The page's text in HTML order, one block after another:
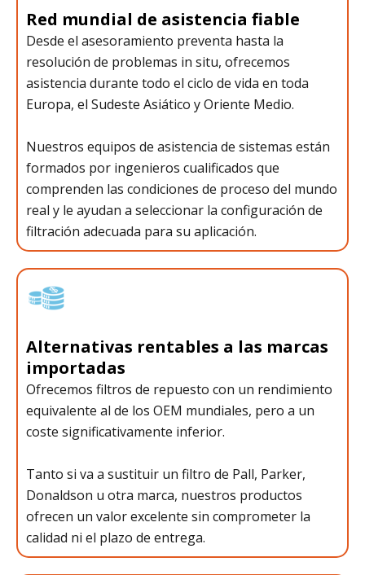
Red mundial de asistencia fiable
Desde el asesoramiento preventa hasta la
resolución de problemas in situ, ofrecemos
asistencia durante todo el ciclo de vida en toda
Europa, el Sudeste Asiático y Oriente Medio.
Nuestros equipos de asistencia de sistemas están
formados por ingenieros cualificados que
comprenden las condiciones de proceso del mundo
real y le ayudan a seleccionar la configuración de
filtración adecuada para su aplicación.
Alternativas rentables a las marcas
importadas
Ofrecemos filtros de repuesto con un rendimiento
equivalente al de los OEM mundiales, pero a un
coste significativamente inferior.
Tanto si va a sustituir un filtro de Pall, Parker,
Donaldson u otra marca, nuestros productos
ofrecen un valor excelente sin comprometer la
calidad ni el plazo de entrega.